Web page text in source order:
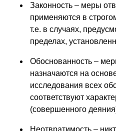
Законность – меры
применяются в
т.е. в случаях,
пределах,
Обоснованность –
назначаются на
исследования всех
соответствуют
(совершенного
Неотвратимость –